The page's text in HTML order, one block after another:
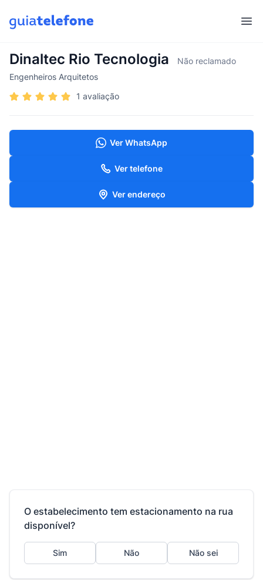
Dinaltec Rio Tecnologia
Não reclamado
Engenheiros Arquitetos
1 avaliação
Ver WhatsApp
Ver telefone
Ver endereço
O estabelecimento tem estacionamento na rua
disponível?
Sim Não Não sei